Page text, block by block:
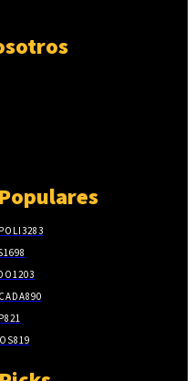
3283
1698
1203
890
821
819